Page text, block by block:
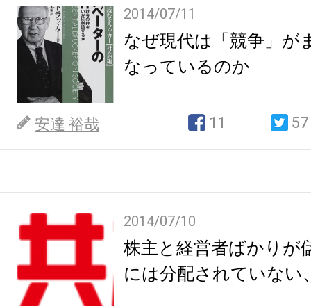
2014/07/11
なぜ現代は「競争」が
なっているのか
安達 裕哉 11 57
2014/07/10
株主と経営者ばかりが
には分配されていない